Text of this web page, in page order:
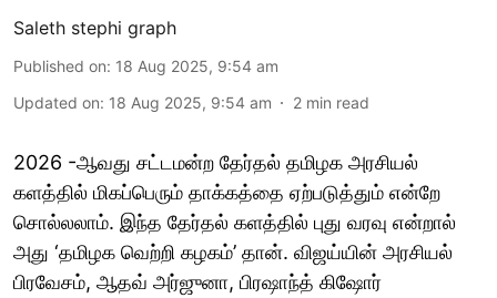
Saleth stephi graph
Published on: 18 Aug 2025, 9:54 am
Updated on: 18 Aug 2025, 9:54 am 2 min read
2026 -ஆவது சட்டமன்ற தேர்தல் தமிழக அரசியல்
களத்தில் மிகப்பெரும் தாக்கத்தை ஏற்படுத்தும் என்றே
சொல்லலாம். இந்த தேர்தல் களத்தில் புது வரவு என்றால்
அது ‘தமிழக வெற்றி கழகம்’ தான். விஜய்யின் அரசியல்
பிரவேசம், ஆதவ் அர்ஜுனா, பிரஷாந்த் கிஷோர்